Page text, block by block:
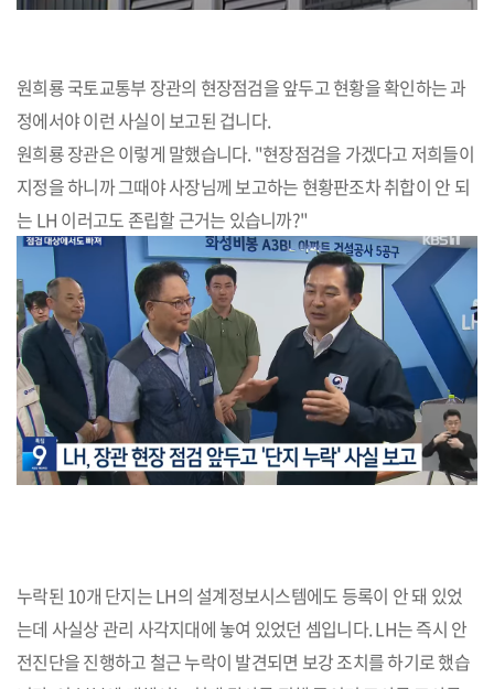
원희룡 국토교통부 장관의 현장점검을 앞두고 현황을 확인하는 과
정에서야 이런 사실이 보고된 겁니다.
원희룡 장관은 이렇게 말했습니다. "현장점검을 가겠다고 저희들이
지정을 하니까 그때야 사장님께 보고하는 현황판조차 취합이 안 되
는 LH 이러고도 존립할 근거는 있습니까?"
누락된 10개 단지는 LH의 설계정보시스템에도 등록이 안 돼 있었
는데 사실상 관리 사각지대에 놓여 있었던 셈입니다. LH는 즉시 안
전진단을 진행하고 철근 누락이 발견되면 보강 조치를 하기로 했습